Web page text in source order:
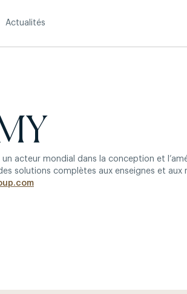
Actualités
un acteur mondial dans la conception et
solutions complètes aux enseignes et aux